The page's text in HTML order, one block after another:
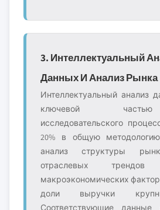
3. Интеллектуальный
Данных И Анализ Рынка
Интеллектуальный анализ
ключевой
исследовательского
20% в общую
анализ структуры
отраслевых
макроэкономических
доли выручки
Соответствующие данные